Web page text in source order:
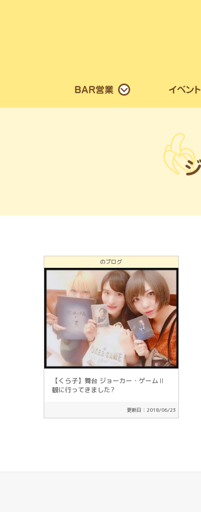
BAR営業 イベント
のブログ
【くら子】舞台 ジョーカー・ゲームⅡ
観に行ってきました?
更新日：2018/06/23